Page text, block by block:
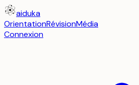
aiduka
OrientationRévisionMédia
Connexion